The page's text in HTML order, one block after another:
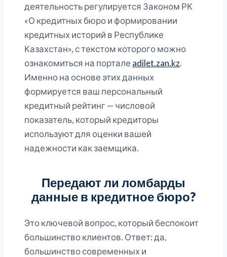
деятельность регулируется Законом РК
«О кредитных бюро и формировании
кредитных историй в Республике
Казахстан», с текстом которого можно
ознакомиться на портале adilet.zan.kz.
Именно на основе этих данных
формируется ваш персональный
кредитный рейтинг — числовой
показатель, который кредиторы
используют для оценки вашей
надежности как заемщика.
Передают ли ломбарды
данные в кредитное бюро?
Это ключевой вопрос, который беспокоит
большинство клиентов. Ответ: да,
большинство современных и